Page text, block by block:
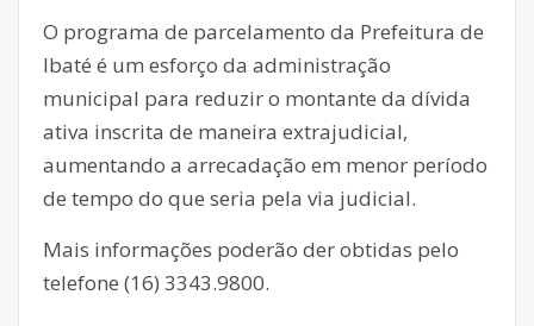
O programa de parcelamento da Prefeitura de
Ibaté é um esforço da administração
municipal para reduzir o montante da dívida
ativa inscrita de maneira extrajudicial,
aumentando a arrecadação em menor período
de tempo do que seria pela via judicial.
Mais informações poderão der obtidas pelo
telefone (16) 3343.9800.